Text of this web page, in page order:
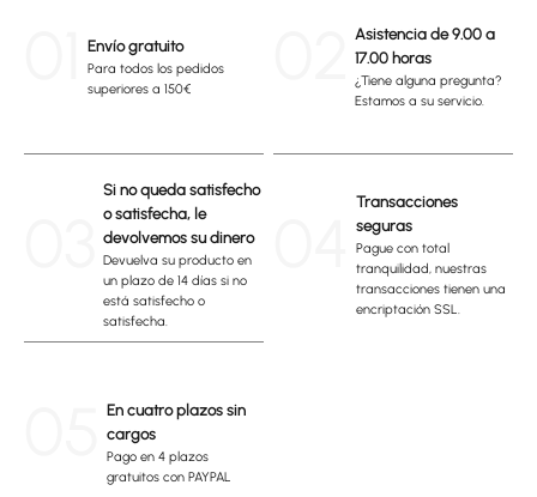
Envío gratuito
Para todos los pedidos
superiores a 150€
Asistencia de 9.00 a
17.00 horas
¿Tiene alguna pregunta?
Estamos a su servicio.
Si no queda satisfecho
o satisfecha, le
devolvemos su dinero
Devuelva su producto en
un plazo de 14 días si no
está satisfecho o
satisfecha.
Transacciones
seguras
Pague con total
tranquilidad, nuestras
transacciones tienen una
encriptación SSL.
En cuatro plazos sin
cargos
Pago en 4 plazos
gratuitos con PAYPAL